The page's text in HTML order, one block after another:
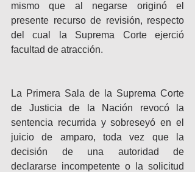
mismo que al negarse originó el
presente recurso de revisión, respecto
del cual la Suprema Corte ejerció
facultad de atracción.
La Primera Sala de la Suprema Corte
de Justicia de la Nación revocó la
sentencia recurrida y sobreseyó en el
juicio de amparo, toda vez que la
decisión de una autoridad de
declararse incompetente o la solicitud